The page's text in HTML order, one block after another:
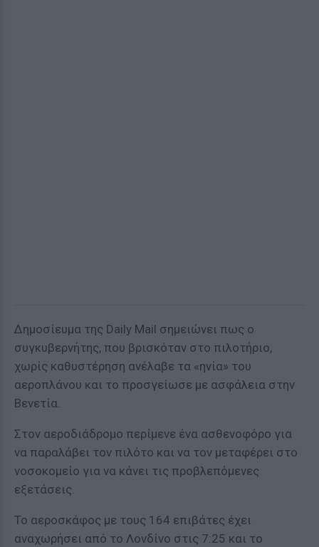
Δημοσίευμα της Daily Mail σημειώνει πως ο
συγκυβερνήτης, που βρισκόταν στο πιλοτήριο,
χωρίς καθυστέρηση ανέλαβε τα «ηνία» του
αεροπλάνου και το προσγείωσε με ασφάλεια στην
Βενετία.
Στον αεροδιάδρομο περίμενε ένα ασθενοφόρο για
να παραλάβει τον πιλότο και να τον μεταφέρει στο
νοσοκομείο για να κάνει τις προβλεπόμενες
εξετάσεις.
Το αεροσκάφος με τους 164 επιβάτες έχει
αναχωρήσει από το Λονδίνο στις 7:25 και το